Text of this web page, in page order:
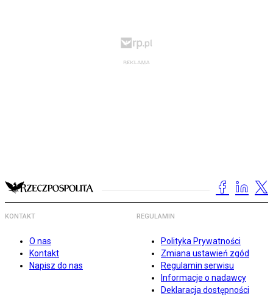
KONTAKT
O nas
Kontakt
Napisz do nas
REGULAMIN
Polityka Prywatności
Zmiana ustawień zgód
Regulamin serwisu
Informacje o nadawcy
Deklaracja dostępności